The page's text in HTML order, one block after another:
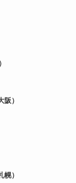
）
）